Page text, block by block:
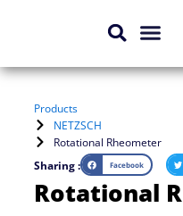
content
Products
NETZSCH
Rotational Rheometer
Sharing :
Facebook
Rotational